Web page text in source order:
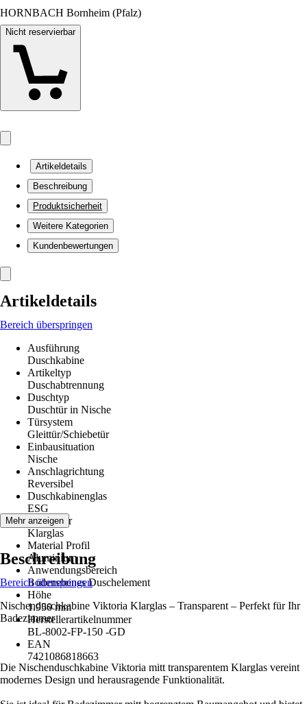
HORNBACH Bornheim (Pfalz)
Nicht reservierbar
Artikeldetails
Beschreibung
Produktsicherheit
Weitere Kategorien
Kundenbewertungen
Artikeldetails
Bereich überspringen
Ausführung
Duschkabine
Artikeltyp
Duschabtrennung
Duschtyp
Duschtür in Nische
Türsystem
Gleittür/Schiebetür
Einbausituation
Nische
Anschlagrichtung
Reversibel
Duschkabinenglas
ESG
Glasdekor
Klarglas
Material Profil
Aluminium
Anwendungsbereich
Bodenebenes Duschelement
Höhe
1.950 mm
Herstellerartikelnummer
BL-8002-FP-150 -GD
EAN
7421086818663
Mehr anzeigen
Beschreibung
Bereich überspringen
Nischenduschkabine Viktoria Klarglas – Transparent – Perfekt für Ihr
Badezimmer
Die Nischenduschkabine Viktoria mitt transparentem Klarglas vereint
modernes Design und herausragende Funktionalität.